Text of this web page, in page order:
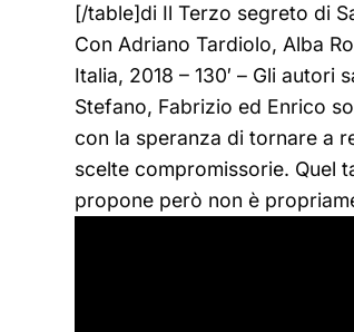
[/table]di Il Terzo segreto di
Con Adriano Tardiolo, Alba
Italia, 2018 – 130′ – Gli
Stefano, Fabrizio ed Enrico
con la speranza di tornare a
scelte compromissorie. Quel
propone però non è